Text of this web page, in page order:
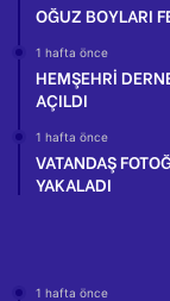
OĞUZ BOYLARI
1 hafta önce
HEMŞEHRİ
AÇILDI
1 hafta önce
VATANDAŞ
YAKALADI
1 hafta önce